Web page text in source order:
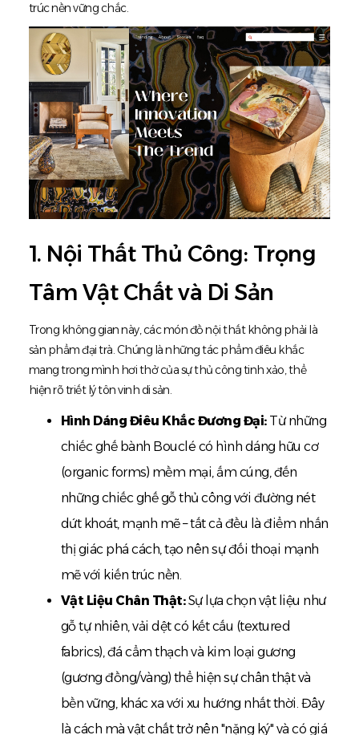
trúc nền vững chắc.
1. Nội Thất Thủ Công: Trọng
Tâm Vật Chất và Di Sản
Trong không gian này, các món đồ nội thất không phải là
sản phẩm đại trà. Chúng là những tác phẩm điêu khắc
mang trong mình hơi thở của sự thủ công tinh xảo, thể
hiện rõ triết lý tôn vinh di sản.
Hình Dáng Điêu Khắc Đương Đại:Từ những
chiếc ghế bành Bouclé có hình dáng hữu cơ
(organic forms) mềm mại, ấm cúng, đến
những chiếc ghế gỗ thủ công với đường nét
dứt khoát, mạnh mẽ – tất cả đều là điểm nhấn
thị giác phá cách, tạo nên sự đối thoại mạnh
mẽ với kiến trúc nền.
Vật Liệu Chân Thật:Sự lựa chọn vật liệu như
gỗ tự nhiên, vải dệt có kết cấu (textured
fabrics), đá cẩm thạch và kim loại gương
(gương đồng/vàng) thể hiện sự chân thật và
bền vững, khác xa với xu hướng nhất thời. Đây
là cách mà vật chất trở nên "nặng ký" và có giá